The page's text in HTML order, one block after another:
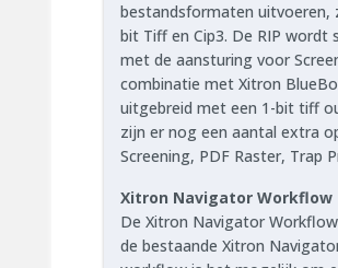
bestandsformaten uitvoeren,
bit Tiff en Cip3. De RIP wordt
met de aansturing voor
combinatie met Xitron
uitgebreid met een 1-bit tiff
zijn er nog een aantal extra
Screening, PDF Raster, Trap
Xitron Navigator Workflow
De Xitron Navigator
de bestaande Xitron